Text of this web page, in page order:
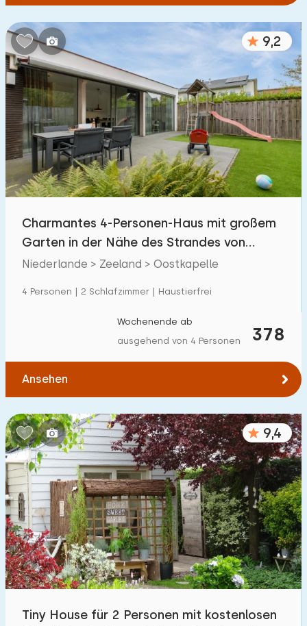
9,2
Charmantes 4-Personen-Haus mit großem
Garten in der Nähe des Strandes von
Oostkapelle
Niederlande > Zeeland > Oostkapelle
4 Personen | 2 Schlafzimmer | Haustierfrei
378
Wochenende ab
ausgehend von 4 Personen
Ansehen
9,4
Tiny House für 2 Personen mit kostenlosen